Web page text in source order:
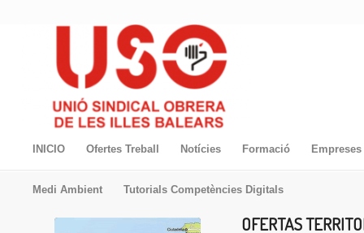
INICIO Ofertes Treball Notícies Formació
Medi Ambient Tutorials Competències Digitals
OFERTAS